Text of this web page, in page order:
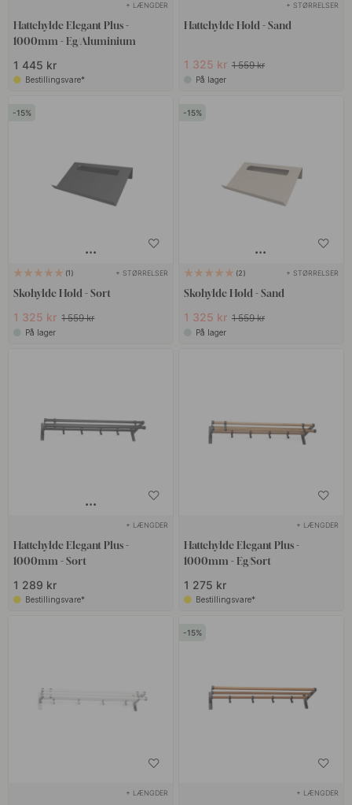
+ LÆNGDER
Hattehylde Elegant Plus -
1000mm - Eg/Aluminium
1 445 kr
Bestillingsvare*
+ STØRRELSER
Hattehylde Hold - Sand
1 325 kr 1 559 kr
På lager
15
1 + STØRRELSER
Skohylde Hold - Sort
1 325 kr 1 559 kr
På lager
15
2 + STØRRELSER
Skohylde Hold - Sand
1 325 kr 1 559 kr
På lager
+ LÆNGDER
Hattehylde Elegant Plus -
1000mm - Sort
1 289 kr
Bestillingsvare*
+ LÆNGDER
Hattehylde Elegant Plus -
1000mm - Eg/Sort
1 275 kr
Bestillingsvare*
+ LÆNGDER
15
+ LÆNGDER